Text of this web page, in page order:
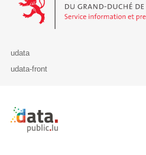
udata
udata-front
Retour à l'accueil de